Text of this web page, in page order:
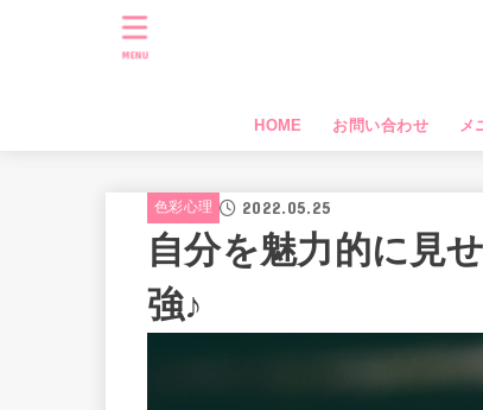
HOME お問い合わせ メ
MENU
色彩心理 2022.05.25
自分を魅力的に見
強♪